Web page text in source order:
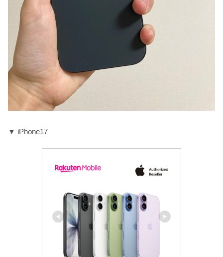
▼ iPhone17